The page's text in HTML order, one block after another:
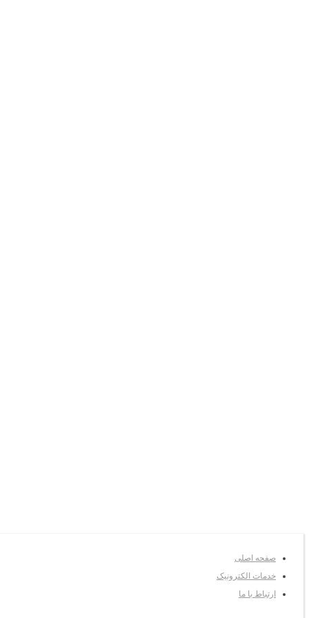
صفحه اصلی
خدمات الکترونیک
ارتباط با ما